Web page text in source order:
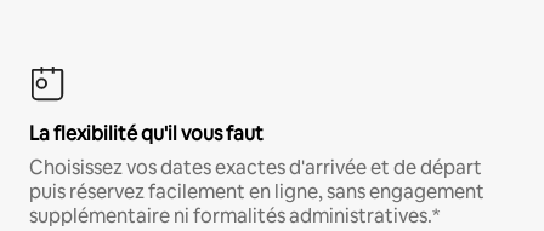
La flexibilité qu'il vous faut
Choisissez vos dates exactes d'arrivée et de départ
puis réservez facilement en ligne, sans engagement
supplémentaire ni formalités administratives.*